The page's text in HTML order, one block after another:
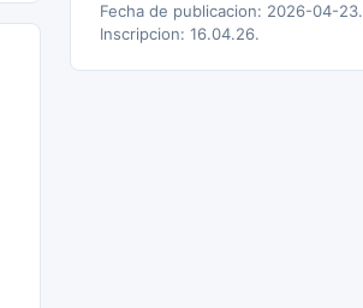
Fecha de publicacion: 2026-04-23.
Inscripcion: 16.04.26.